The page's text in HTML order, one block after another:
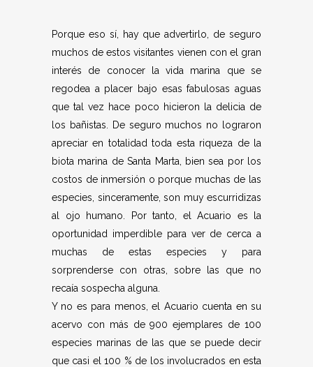
Porque eso sí, hay que advertirlo, de seguro
muchos de estos visitantes vienen con el gran
interés de conocer la vida marina que se
regodea a placer bajo esas fabulosas aguas
que tal vez hace poco hicieron la delicia de
los bañistas. De seguro muchos no lograron
apreciar en totalidad toda esta riqueza de la
biota marina de Santa Marta, bien sea por los
costos de inmersión o porque muchas de las
especies, sinceramente, son muy escurridizas
al ojo humano. Por tanto, el Acuario es la
oportunidad imperdible para ver de cerca a
muchas de estas especies y para
sorprenderse con otras, sobre las que no
recaía sospecha alguna.
Y no es para menos, el Acuario cuenta en su
acervo con más de 900 ejemplares de 100
especies marinas de las que se puede decir
que casi el 100 % de los involucrados en esta